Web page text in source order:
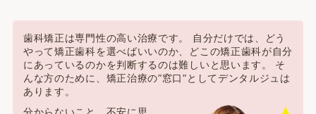
歯科矯正は専門性の高い治療です。 自分だけでは、どう
やって矯正歯科を選べばいいのか、どこの矯正歯科が自分
にあっているのかを判断するのは難しいと思います。 そ
んな方のために、矯正治療の”窓口”としてデンタルジュは
あります。
分からないこと、不安に思